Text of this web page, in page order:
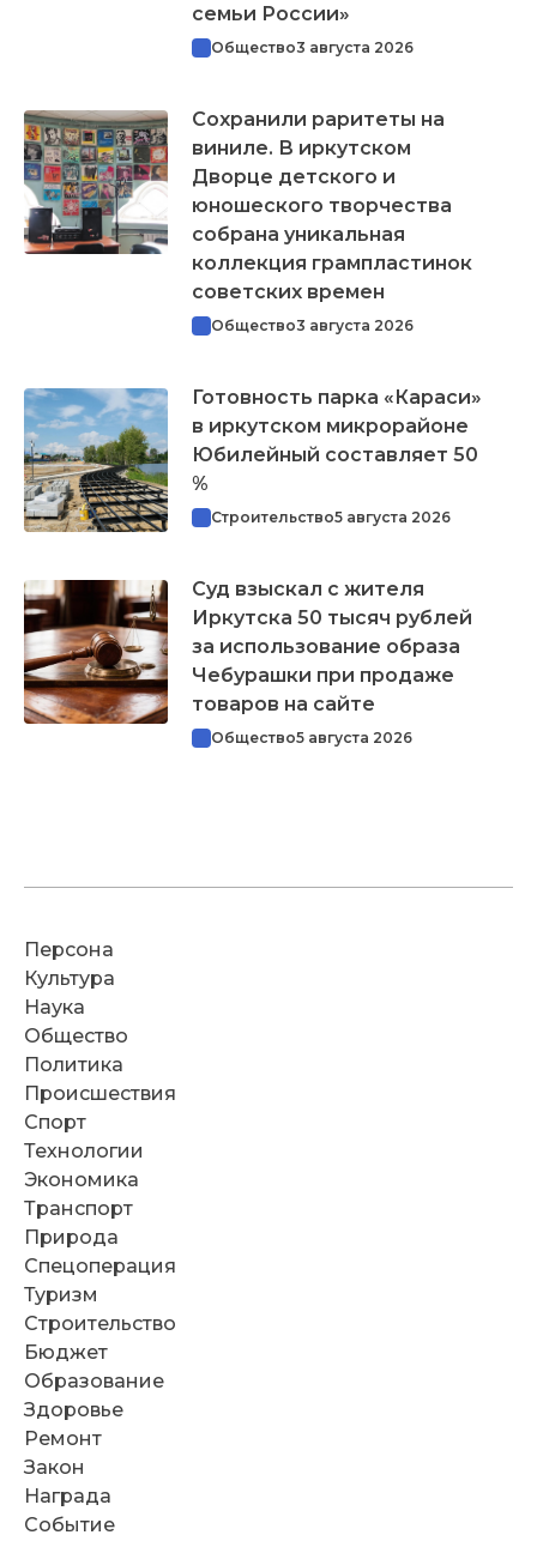
семьи России»
Общество3 августа 2026
Сохранили раритеты на
виниле. В иркутском
Дворце детского и
юношеского творчества
собрана уникальная
коллекция грампластинок
советских времен
Общество3 августа 2026
Готовность парка «Караси»
в иркутском микрорайоне
Юбилейный составляет 50
%
Строительство5 августа 2026
Суд взыскал с жителя
Иркутска 50 тысяч рублей
за использование образа
Чебурашки при продаже
товаров на сайте
Общество5 августа 2026
Персона
Культура
Наука
Общество
Политика
Происшествия
Спорт
Технологии
Экономика
Транспорт
Природа
Спецоперация
Туризм
Строительство
Бюджет
Образование
Здоровье
Ремонт
Закон
Награда
Событие